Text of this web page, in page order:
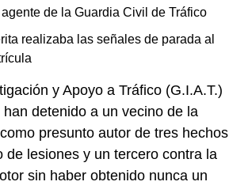
de la Guardia Civil de Tráfico
realizaba las señales de parada al
y Apoyo a Tráfico (G.I.A.T.)
detenido a un vecino de la
presunto autor de tres hechos
lesiones y un tercero contra la
sin haber obtenido nunca un